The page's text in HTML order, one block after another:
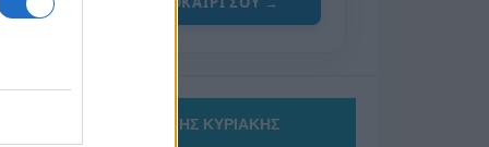
ΤΟ ΠΑΡΟΝ ΤΗΣ ΚΥΡΙΑΚΗΣ